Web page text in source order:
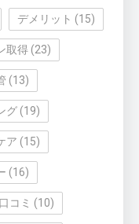
デメリット (15)
取得 (23)
(13)
グ (19)
ア (15)
(16)
口コミ (10)